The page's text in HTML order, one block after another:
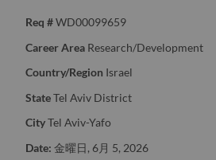
Req # WD00099659
Career Area Research/Development
Country/Region Israel
State Tel Aviv District
City Tel Aviv-Yafo
Date: 金曜日, 6月 5, 2026